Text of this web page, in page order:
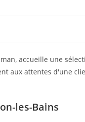
accueille une
aux attentes d'une
les-Bains